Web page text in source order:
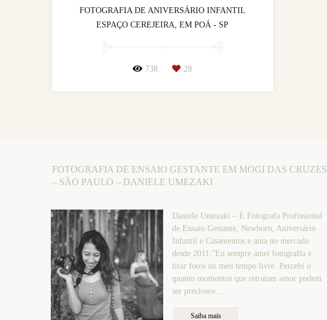
FOTOGRAFIA DE ANIVERSÁRIO INFANTIL
ESPAÇO CEREJEIRA, EM POÁ - SP
738 28
FOTOGRAFIA DE ENSAIO GESTANTE EM MOGI DAS CRUZES
– SÃO PAULO – DANIELE UMEZAKI
Daniele Umezaki – É Fotografa Profissional
de Ensaio Gestante, Newborn, Aniversário
Infantil e Casamentos e atua no mercado
desde 2011."Eu sempre amei fotografia e
tirar fotos no meu tempo livre. Percebi o
quanto momentos que retratam amor podem
ser preciosos....
Saiba mais